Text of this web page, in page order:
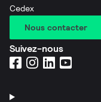
Cedex
Nous contacter
Suivez-nous